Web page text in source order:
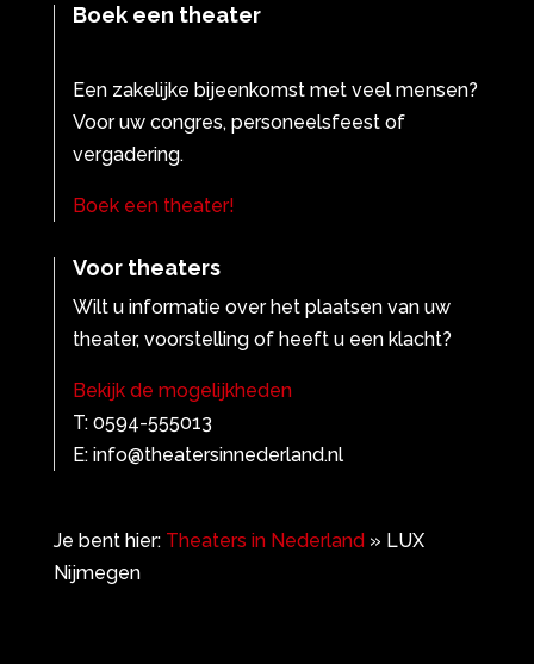
Boek een theater
Een zakelijke bijeenkomst met veel mensen?
Voor uw congres, personeelsfeest of
vergadering.
Boek een theater!
Voor theaters
Wilt u informatie over het plaatsen van uw
theater, voorstelling of heeft u een klacht?
Bekijk de mogelijkheden
T: 0594-555013
E: info@theatersinnederland.nl
Je bent hier: Theaters in Nederland» LUX
Nijmegen